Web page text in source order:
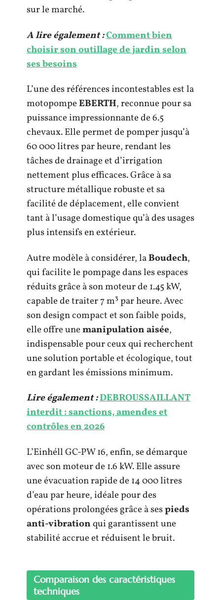
sur le marché.
A lire également :Comment bien
choisir son outillage de jardin selon
ses besoins
L’une des références incontestables est la
motopompeEBERTH, reconnue pour sa
puissance impressionnante de 6.5
chevaux. Elle permet de pomper jusqu’à
60 000 litres par heure, rendant les
tâches de drainage et d’irrigation
nettement plus efficaces. Grâce à sa
structure métallique robuste et sa
facilité de déplacement, elle convient
tant à l’usage domestique qu’à des usages
plus intensifs en extérieur.
Autre modèle à considérer, laBoudech,
qui facilite le pompage dans les espaces
réduits grâce à son moteur de 1.45 kW,
capable de traiter 7 m³ par heure. Avec
son design compact et son faible poids,
elle offre unemanipulation aisée,
indispensable pour ceux qui recherchent
une solution portable et écologique, tout
en gardant les émissions minimum.
Lire également :DEBROUSSAILLANT
interdit : sanctions, amendes et
contrôles en 2026
L’Einhéll GC-PW 16, enfin, se démarque
avec son moteur de 1.6 kW. Elle assure
une évacuation rapide de 14 000 litres
d’eau par heure, idéale pour des
opérations prolongées grâce à sespieds
anti-vibrationqui garantissent une
stabilité accrue et réduisent le bruit.
Comparaison des caractéristiques
techniques